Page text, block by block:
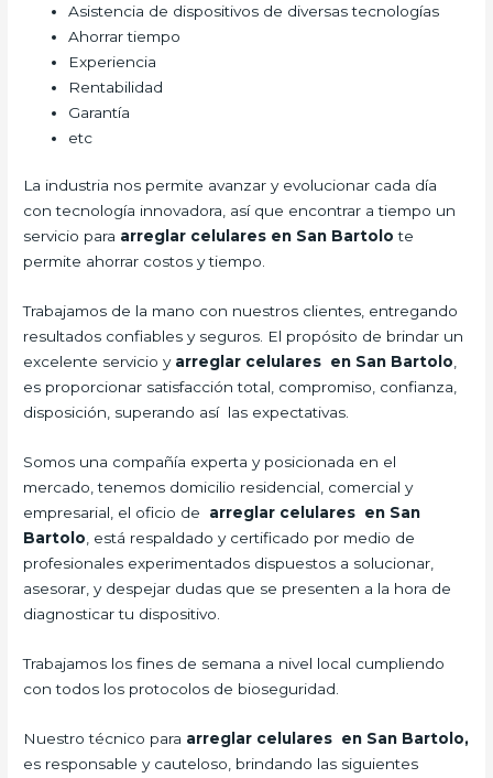
Asistencia de dispositivos de diversas tecnologías
Ahorrar tiempo
Experiencia
Rentabilidad
Garantía
etc
La industria nos permite avanzar y evolucionar cada día
con tecnología innovadora, así que encontrar a tiempo un
servicio para arreglar celulares en San Bartolo te
permite ahorrar costos y tiempo.
Trabajamos de la mano con nuestros clientes, entregando
resultados confiables y seguros. El propósito de brindar un
excelente servicio y arreglar celulares en San Bartolo
es proporcionar satisfacción total, compromiso, confianza,
disposición, superando así las expectativas.
Somos una compañía experta y posicionada en el
mercado, tenemos domicilio residencial, comercial y
empresarial, el oficio de arreglar celulares en San
Bartolo , está respaldado y certificado por medio de
profesionales experimentados dispuestos a solucionar,
asesorar, y despejar dudas que se presenten a la hora de
diagnosticar tu dispositivo.
Trabajamos los fines de semana a nivel local cumpliendo
con todos los protocolos de bioseguridad.
Nuestro técnico para arreglar celulares en San Bartolo,
es responsable y cauteloso, brindando las siguientes